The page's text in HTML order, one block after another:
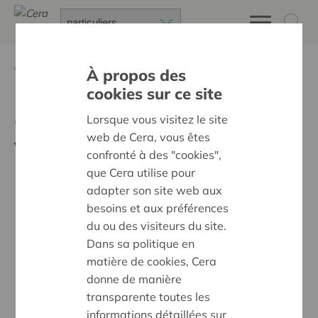
Actualités
Générations Solidaires :
vote du public
À propos des
cookies sur ce site
Lorsque vous visitez le site
web de Cera, vous êtes
confronté à des "cookies",
que Cera utilise pour
adapter son site web aux
besoins et aux préférences
du ou des visiteurs du site.
Dans sa politique en
matière de cookies, Cera
donne de manière
transparente toutes les
informations détaillées sur